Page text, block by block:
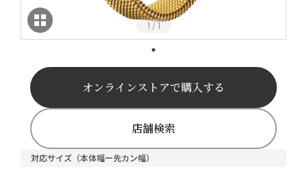
1 / 1
対応サイズ（本体幅ー先カン幅）
オンラインストアで購入する
店舗検索